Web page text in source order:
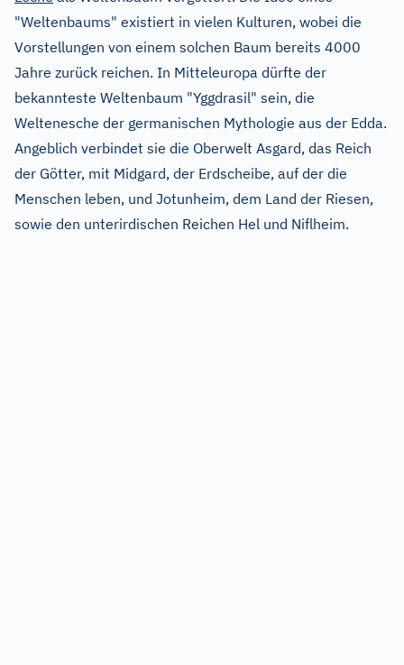
"Weltenbaums" existiert in vielen Kulturen, wobei die
Vorstellungen von einem solchen Baum bereits 4000
Jahre zurück reichen. In Mitteleuropa dürfte der
bekannteste Weltenbaum "Yggdrasil" sein, die
Weltenesche der germanischen Mythologie aus der Edda.
Angeblich verbindet sie die Oberwelt Asgard, das Reich
der Götter, mit Midgard, der Erdscheibe, auf der die
Menschen leben, und Jotunheim, dem Land der Riesen,
sowie den unterirdischen Reichen Hel und Niflheim.